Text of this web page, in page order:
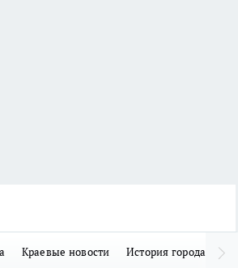
Краевые новости История города Н